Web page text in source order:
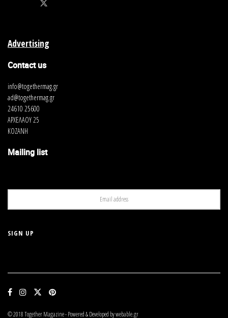
Advertising
Contact us
info@togethermag.gr
ad@togethermag.gr
24610 25600
ΑΡΧΕΛΑΟΥ 25
ΚΟΖΑΝΗ
Mailing list
© 2018 Together Magazine - Powered & Developed by webable.gr